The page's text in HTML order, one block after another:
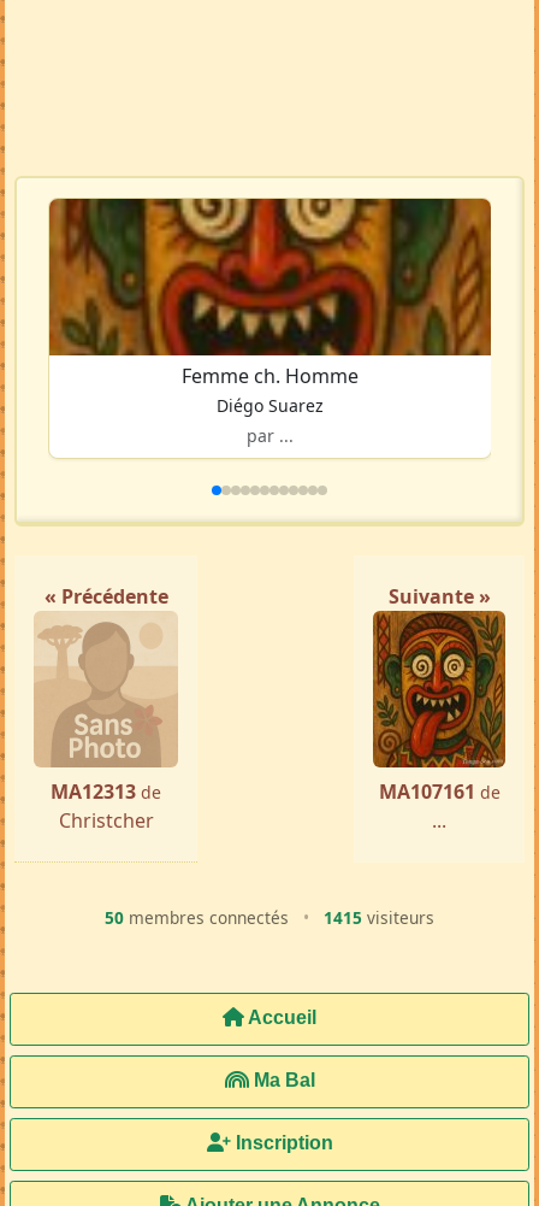
Femme ch. Homme
Diégo Suarez
par ...
« Précédente
MA12313 de
Christcher
Suivante »
MA107161 de
...
50 membres connectés • 1415 visiteurs
Accueil
Ma Bal
Inscription